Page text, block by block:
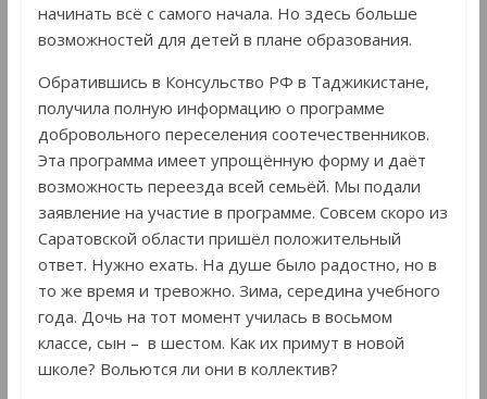
начинать всё с самого начала. Но здесь больше
возможностей для детей в плане образования.
Обратившись в Консульство РФ в Таджикистане,
получила полную информацию о программе
добровольного переселения соотечественников.
Эта программа имеет упрощённую форму и даёт
возможность переезда всей семьёй. Мы подали
заявление на участие в программе. Совсем скоро из
Саратовской области пришёл положительный
ответ. Нужно ехать. На душе было радостно, но в
то же время и тревожно. Зима, середина учебного
года. Дочь на тот момент училась в восьмом
классе, сын – в шестом. Как их примут в новой
школе? Вольются ли они в коллектив?